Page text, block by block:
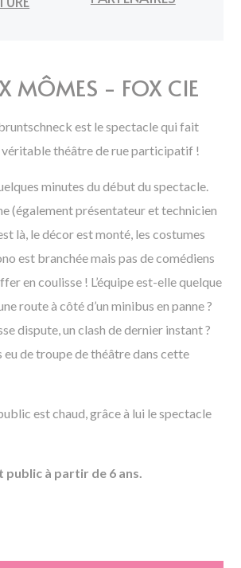
MÔMES - FOX CIE
est le spectacle qui fait
véritable théâtre de rue participatif !
minutes du début du spectacle.
(également présentateur et technicien
là, le décor est monté, les costumes
est branchée mais pas de comédiens
en coulisse ! L’équipe est-elle quelque
route à côté d’un minibus en panne ?
dispute, un clash de dernier instant ?
eu de troupe de théâtre dans cette
est chaud, grâce à lui le spectacle
public à partir de 6 ans.